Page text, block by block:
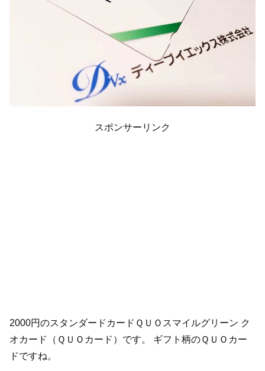
スポンサーリンク
2000円のスタンダードカードＱＵＯスマイルグリーン ク
オカード（ＱＵＯカード）です。 ギフト柄のＱＵＯカー
ドですね。